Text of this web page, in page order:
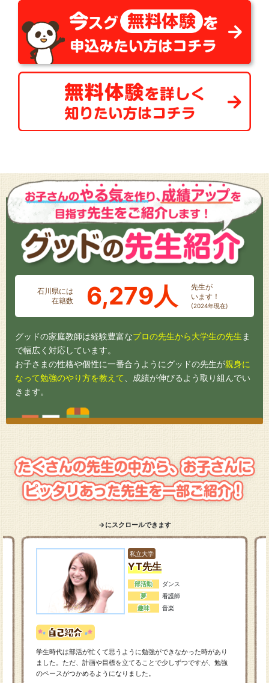
石川県には
在籍数
6,279人
先生が
います！
(2024年現在)
グッドの家庭教師は経験豊富なプロの先生から大学生の先生 ま
で幅広く対応しています。
お子さまの性格や個性に一番合うようにグッドの先生が親身に
なって勉強のやり方を教えて
、成績が伸びるよう取り組んでい
きます。
→にスクロールできます
私立大学
YT先生
部活動
ダンス
夢
看護師
趣味
音楽
学生時代は部活が忙くて思うように勉強ができなかった時があり
ました。ただ、計画や目標を立てることで少しずつですが、勉強
のペースがつかめるようになりました。